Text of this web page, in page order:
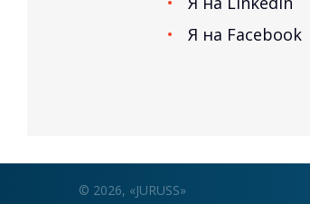
Я на Facebook
© 2026, «JURUSS»